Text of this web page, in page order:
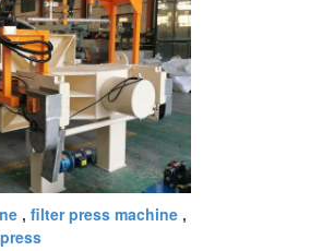
, filter press machine ,